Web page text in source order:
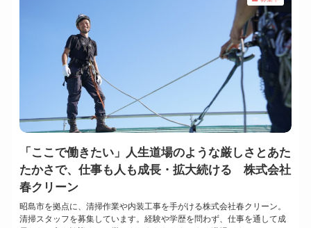
「ここで働きたい」人生道場のような厳しさとあた
たかさで、仕事も人も成長・拡大続ける 株式会社
春クリーン
昭島市を拠点に、清掃作業や内装工事を手がける株式会社春クリーン。
清掃スタッフを募集しています。経験や学歴を問わず、仕事を通して成